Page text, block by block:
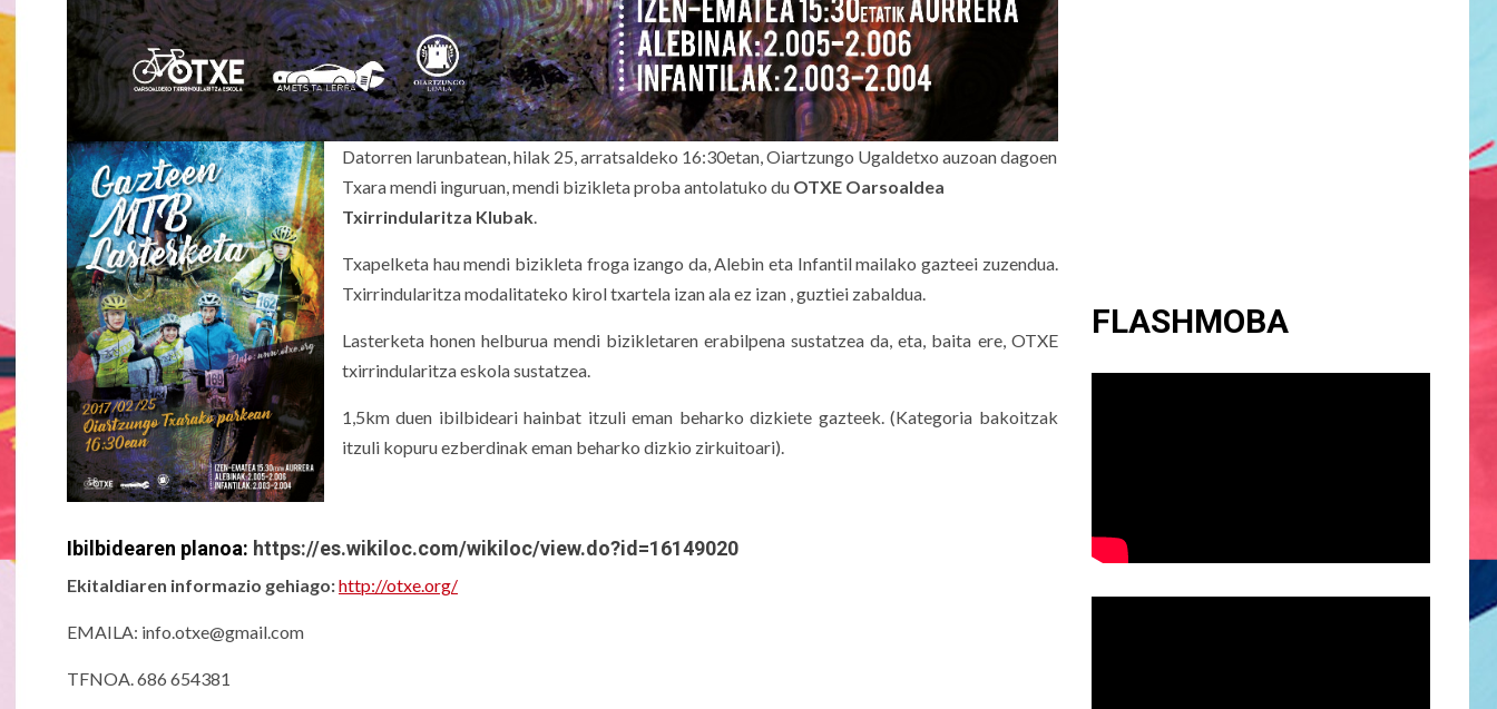
Datorren larunbatean, hilak 25, arratsaldeko 16:30etan, Oiartzungo Ugaldetxo auzoan dagoen
Txara mendi inguruan, mendi bizikleta proba antolatuko du OTXE Oarsoaldea
Txirrindularitza Klubak
Txapelketa hau mendi bizikleta froga izango da, Alebin eta Infantil mailako gazteei zuzendua.
Txirrindularitza modalitateko kirol txartela izan ala ez izan , guztiei zabaldua.
L asterketa honen helburua mendi bizikletaren erabilpena sustatzea da,eta, baita ere, OTXE
txirrindularitza eskola sustatzea.
1,5km duen ibilbideari hainbat itzuli eman beharko dizkiete gazteek. (Kategoria bakoitzak
itzuli kopuru ezberdinak eman beharko dizkio zirkuitoari).
Ibilbidearen planoa: https://es.wikiloc.com/wikiloc/view.do?id=16149020
Ekitaldiaren informazio gehiago:http://otxe.org/
EMAILA: info.otxe@gmail.com
TFNOA. 686 654381
FLASHMOBA